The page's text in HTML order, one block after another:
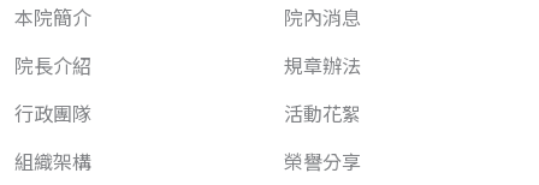
本院簡介
院長介紹
行政團隊
組織架構
院內消息
規章辦法
活動花絮
榮譽分享